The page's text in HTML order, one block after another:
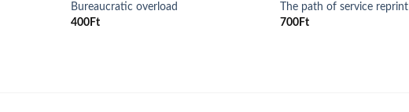
Bureaucratic overload
400 Ft
The path of service reprint
700 Ft